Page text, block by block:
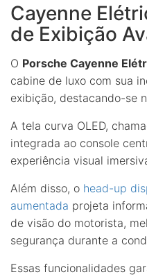
Cayenne
de Exibição
O Porsche Cayenne
cabine de luxo com sua
exibição, destacando-se
A tela curva OLED,
integrada ao console
experiência visual
Além disso, o head-up
aumentada projeta
de visão do motorista,
segurança durante a
Essas funcionalidades